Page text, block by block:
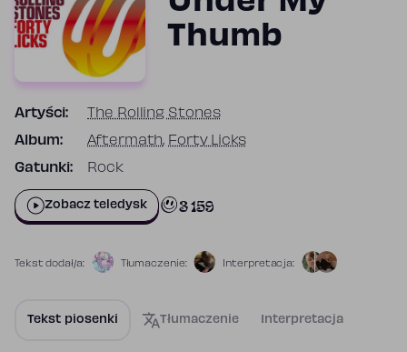
Thumb
Artyści: The Rolling Stones
Album: Aftermath, Forty Licks
Gatunki: Rock
Zobacz teledysk 3 159
Tekst dodał/a: Tłumaczenie: Interpretacja:
Tekst piosenki Tłumaczenie Interpretacja